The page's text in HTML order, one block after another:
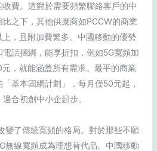
費。這對於需要頻繁聯絡客戶的中
之下，其他供應商如PCCW的商業
，且附加費繁多。中國移動的優勢
話捆綁，能享折扣，例如5G寬頻加
，就能涵蓋所有需求。最平的商業
基本固網計劃」，每月僅50元起，
合初創中小企起步。
變了傳統寬頻的格局。對於那些不願
無線寬頻成為理想替代品。中國移動